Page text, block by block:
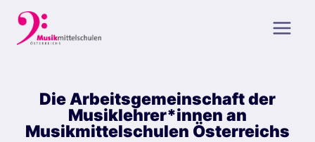
Zum
Inhalt
Die Arbeitsgemeinschaft der
Musiklehrer*innen an
Musikmittelschulen Österreichs